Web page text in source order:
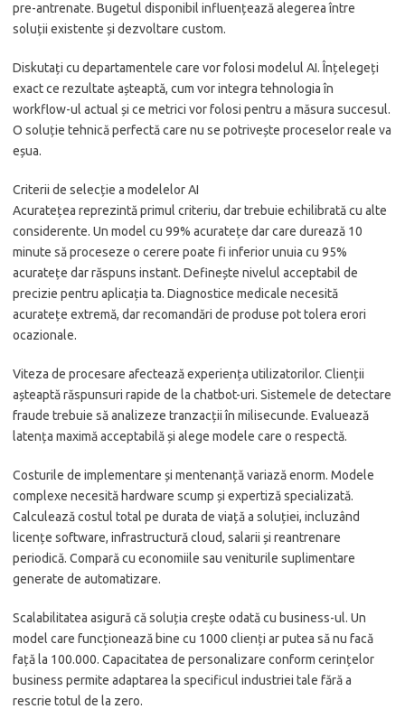
pre-antrenate. Bugetul disponibil influențează alegerea între
soluții existente și dezvoltare custom.
Diskutați cu departamentele care vor folosi modelul AI. Înțelegeți
exact ce rezultate așteaptă, cum vor integra tehnologia în
workflow-ul actual și ce metrici vor folosi pentru a măsura succesul.
O soluție tehnică perfectă care nu se potrivește proceselor reale va
eșua.
Criterii de selecție a modelelor AI
Acuratețea reprezintă primul criteriu, dar trebuie echilibrată cu alte
considerente. Un model cu 99% acuratețe dar care durează 10
minute să proceseze o cerere poate fi inferior unuia cu 95%
acuratețe dar răspuns instant. Definește nivelul acceptabil de
precizie pentru aplicația ta. Diagnostice medicale necesită
acuratețe extremă, dar recomandări de produse pot tolera erori
ocazionale.
Viteza de procesare afectează experiența utilizatorilor. Clienții
așteaptă răspunsuri rapide de la chatbot-uri. Sistemele de detectare
fraude trebuie să analizeze tranzacții în milisecunde. Evaluează
latența maximă acceptabilă și alege modele care o respectă.
Costurile de implementare și mentenanță variază enorm. Modele
complexe necesită hardware scump și expertiză specializată.
Calculează costul total pe durata de viață a soluției, incluzând
licențe software, infrastructură cloud, salarii și reantrenare
periodică. Compară cu economiile sau veniturile suplimentare
generate de automatizare.
Scalabilitatea asigură că soluția crește odată cu business-ul. Un
model care funcționează bine cu 1000 clienți ar putea să nu facă
față la 100.000. Capacitatea de personalizare conform cerințelor
business permite adaptarea la specificul industriei tale fără a
rescrie totul de la zero.